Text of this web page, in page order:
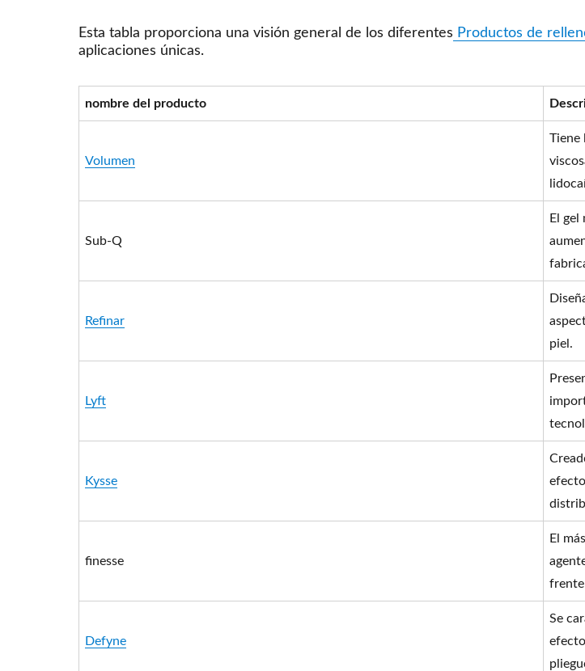
Esta tabla proporciona una visión general de los diferentes Productos de
aplicaciones únicas.
nombre del producto
Volumen
Tiene
Sub-Q
El
Refinar
piel.
Lyft
Kysse
finesse
El
frente
Defyne
Se